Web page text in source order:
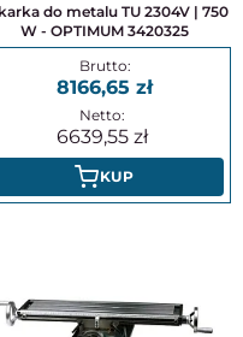
W - OPTIMUM 3420325
8166,65
6639,55
KUP